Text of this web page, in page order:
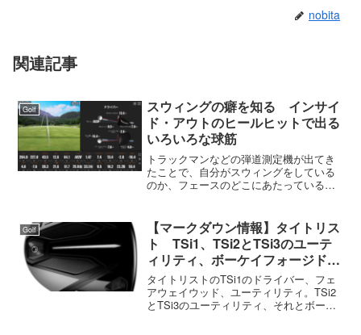
nobita
関連記事
Golf
スウィングの癖を知る インサイ
ド・アウトのヒールヒットで出る
いろいろな球筋
トラックマンなどの弾道測定機が出てき
たことで、自分がスウィングをしている
のか、フェースのどこにあたっているか
ウィングの癖などが明確にわかるように
なりました。常々、フィッ...
Golf
【マークダウン情報】タイトリス
ト TSi1、TSi2とTSi3のユーテ
ィリティ、ボーケイフォージドな
ど
タイトリストのTSi1のドライバー、フェ
アウェイウッド、ユーティリティ。TSi2
とTSi3のユーティリティ、それとボーケ